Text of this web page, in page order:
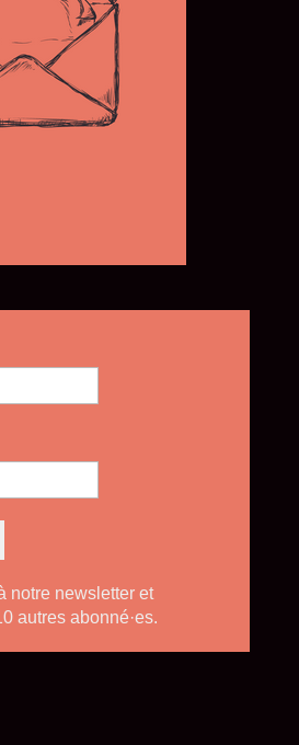
notre newsletter et
autres abonné·es.